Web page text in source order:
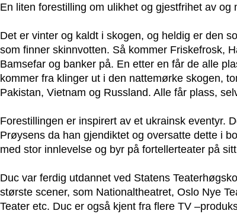
En liten forestilling om ulikhet og gjestfrihet av og
Det er vinter og kaldt i skogen, og heldig er den
som finner skinnvotten. Så kommer Friskefrosk,
Bamsefar og banker på. En etter en får de alle
kommer fra klinger ut i den nattemørke skogen,
Pakistan, Vietnam og Russland. Alle får plass,
Forestillingen er inspirert av et ukrainsk eventyr.
Prøysens da han gjendiktet og oversatte dette i
med stor innlevelse og byr på fortellerteater på
Duc var ferdig utdannet ved Statens
største scener, som Nationaltheatret, Oslo Nye
Teater etc. Duc er også kjent fra flere TV